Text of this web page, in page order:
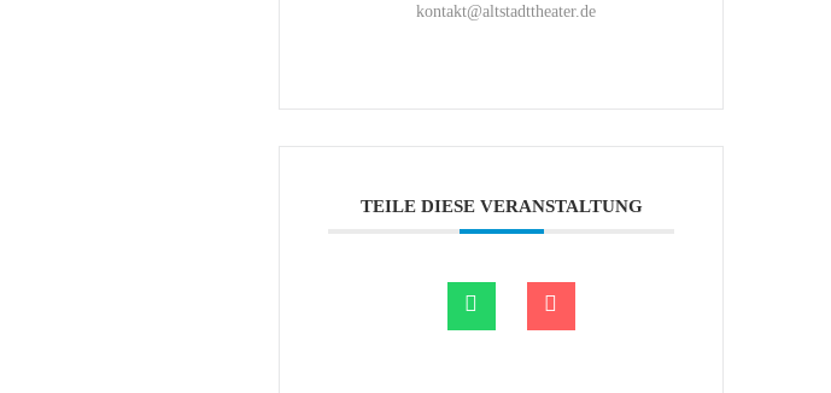
kontakt@altstadttheater.de
TEILE DIESE VERANSTALTUNG